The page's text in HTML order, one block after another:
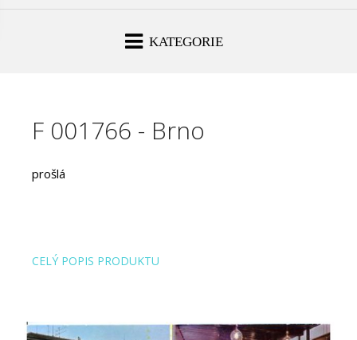
KATEGORIE
F 001766 - Brno
prošlá
CELÝ POPIS PRODUKTU